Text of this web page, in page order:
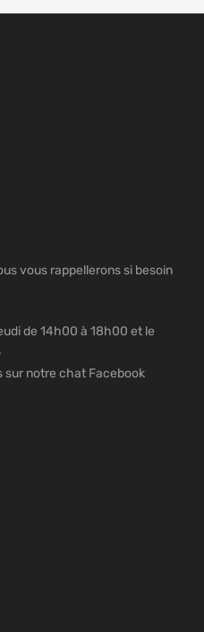
vous rappellerons si besoin
de 14h00 à 18h00 et le
sur notre chat Facebook